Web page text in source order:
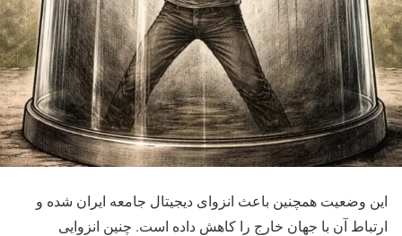
این وضعیت همچنین باعث انزوای دیجیتال جامعه ایران شده و
ارتباط آن با جهان خارج را کاهش داده است. چنین انزوایی